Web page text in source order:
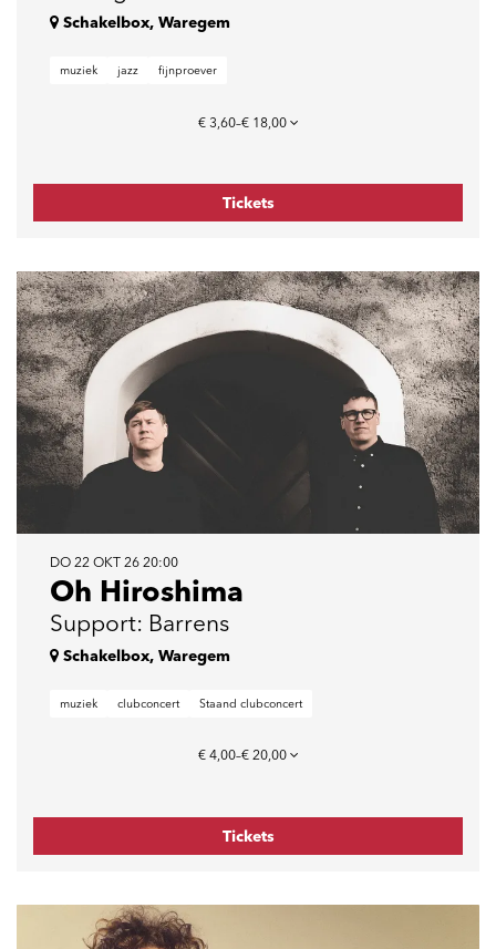
Schakelbox, Waregem
muziek jazz fijnproever
€ 3,60–€ 18,00
Tickets
Oh Hiroshima
Support: Barrens
DO 22 OKT 26 20:00
Schakelbox, Waregem
muziek clubconcert Staand clubconcert
€ 4,00–€ 20,00
Tickets